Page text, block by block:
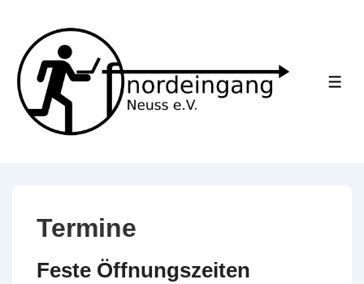
Main
Content
Termine
Feste Öffnungszeiten